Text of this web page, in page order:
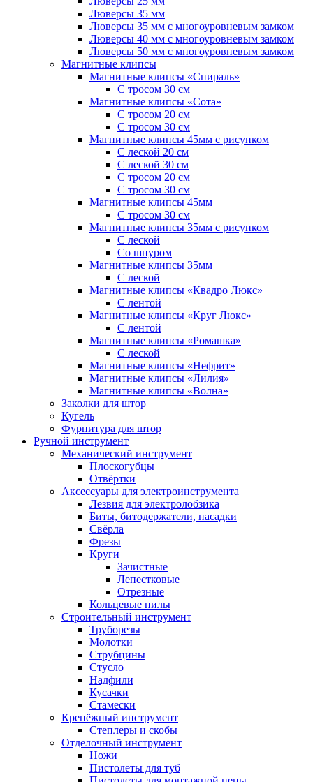
Люверсы 35 мм
Люверсы 35 мм с многоуровневым замком
Люверсы 40 мм с многоуровневым замком
Люверсы 50 мм с многоуровневым замком
Магнитные клипсы
Магнитные клипсы «Спираль»
С тросом 30 см
Магнитные клипсы «Сота»
С тросом 20 см
С тросом 30 см
Магнитные клипсы 45мм с рисунком
С леской 20 см
С леской 30 см
С тросом 20 см
С тросом 30 см
Магнитные клипсы 45мм
С тросом 30 см
Магнитные клипсы 35мм с рисунком
С леской
Со шнуром
Магнитные клипсы 35мм
С леской
Магнитные клипсы «Квадро Люкс»
С лентой
Магнитные клипсы «Круг Люкс»
С лентой
Магнитные клипсы «Ромашка»
С леской
Магнитные клипсы «Нефрит»
Магнитные клипсы «Лилия»
Магнитные клипсы «Волна»
Заколки для штор
Кугель
Фурнитура для штор
Ручной инструмент
Механический инструмент
Плоскогубцы
Отвёртки
Аксессуары для электроинструмента
Лезвия для электролобзика
Биты, битодержатели, насадки
Свёрла
Фрезы
Круги
Зачистные
Лепестковые
Отрезные
Кольцевые пилы
Строительный инструмент
Труборезы
Молотки
Струбцины
Стусло
Надфили
Кусачки
Стамески
Крепёжный инструмент
Степлеры и скобы
Отделочный инструмент
Ножи
Пистолеты для туб